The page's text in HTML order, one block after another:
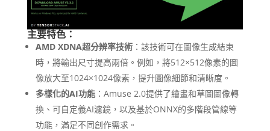
主要特色：
AMD XDNA超分辨率技術：該技術可在圖像生成結束
時，將輸出尺寸提高兩倍。例如，將512×512像素的圖
像放大至1024×1024像素，提升圖像細節和清晰度。
多樣化的AI功能：Amuse 2.0提供了繪畫和草圖圖像轉
換、可自定義AI濾鏡，以及基於ONNX的多階段管線等
功能，滿足不同創作需求。